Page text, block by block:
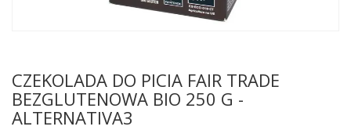
CZEKOLADA DO PICIA FAIR TRADE
BEZGLUTENOWA BIO 250 G -
ALTERNATIVA3